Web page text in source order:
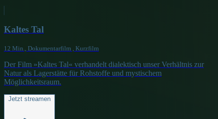
Kaltes Tal
12 Min., Dokumentarfilm , Kurzfilm
Der Film »Kaltes Tal« verhandelt dialektisch unser Verhältnis zur
Natur als Lagerstätte für Rohstoffe und mystischem
Möglichkeitsraum.
Jetzt streamen